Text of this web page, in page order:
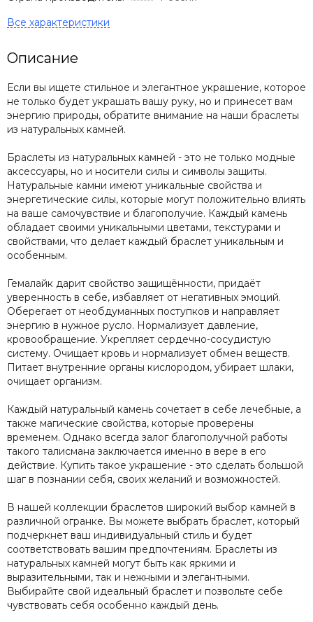
Описание
Если вы ищете стильное и элегантное украшение, которое
не только будет украшать вашу руку, но и принесет вам
энергию природы, обратите внимание на наши браслеты
из натуральных камней.
Браслеты из натуральных камней - это не только модные
аксессуары, но и носители силы и символы защиты.
Натуральные камни имеют уникальные свойства и
энергетические силы, которые могут положительно влиять
на ваше самочувствие и благополучие. Каждый камень
обладает своими уникальными цветами, текстурами и
свойствами, что делает каждый браслет уникальным и
особенным.
Гемалайк дарит свойство защищённости, придаёт
уверенность в себе, избавляет от негативных эмоций.
Оберегает от необдуманных поступков и направляет
энергию в нужное русло. Нормализует давление,
кровообращение. Укрепляет сердечно-сосудистую
систему. Очищает кровь и нормализует обмен веществ.
Питает внутренние органы кислородом, убирает шлаки,
очищает организм.
Каждый натуральный камень сочетает в себе лечебные, а
также магические свойства, которые проверены
временем. Однако всегда залог благополучной работы
такого талисмана заключается именно в вере в его
действие. Купить такое украшение - это сделать большой
шаг в познании себя, своих желаний и возможностей.
В нашей коллекции браслетов широкий выбор камней в
различной огранке. Вы можете выбрать браслет, который
подчеркнет ваш индивидуальный стиль и будет
соответствовать вашим предпочтениям. Браслеты из
натуральных камней могут быть как яркими и
выразительными, так и нежными и элегантными.
Выбирайте свой идеальный браслет и позвольте себе
чувствовать себя особенно каждый день.